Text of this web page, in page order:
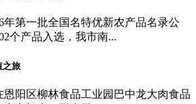
年第一批全国名特优新农产品名录公
个产品入选，我市南...
之旅
恩阳区柳林食品工业园巴中龙大肉食品